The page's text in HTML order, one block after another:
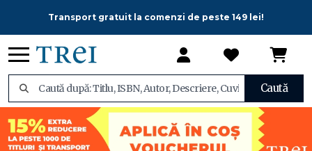
Transport gratuit la comenzi de peste 149 lei!
Caută